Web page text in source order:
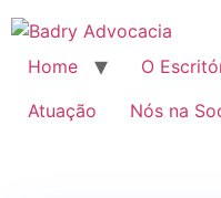
Home O
Atuação
Nós na